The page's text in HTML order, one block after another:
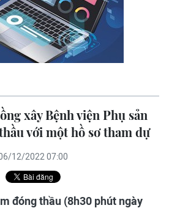
xây Bệnh viện Phụ sản
với một hồ sơ tham dự
12/2022 07:00
đóng thầu (8h30 phút ngày